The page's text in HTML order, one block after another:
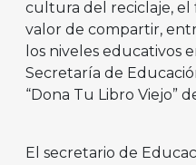
cultura del reciclaje, el
valor de compartir,
los niveles educativos
Secretaría de
“Dona Tu Libro Viejo”
El secretario de